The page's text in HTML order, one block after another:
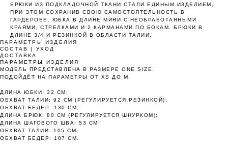
БРЮКИ ИЗ ПОДКЛАДОЧНОЙ ТКАНИ СТАЛИ ЕДИНЫМ ИЗДЕЛИЕМ,
ПРИ ЭТОМ СОХРАНИВ СВОЮ САМОСТОЯТЕЛЬНОСТЬ В
ГАРДЕРОБЕ. ЮБКА В ДЛИНЕ МИНИ С НЕОБРАБОТАННЫМИ
КРАЯМИ, СТРЕЛКАМИ И 2 КАРМАНАМИ ПО БОКАМ. БРЮКИ В
ДЛИНЕ 3/4 И РЕЗИНКОЙ В ОБЛАСТИ ТАЛИИ.
ПАРАМЕТРЫ ИЗДЕЛИЯ
СОСТАВ | УХОД
ДОСТАВКА
ПАРАМЕТРЫ ИЗДЕЛИЯ
МОДЕЛЬ ПРЕДСТАВЛЕНА В РАЗМЕРЕ ONE SIZE.
ПОДОЙДЁТ НА ПАРАМЕТРЫ ОТ XS ДО M.
ДЛИНА ЮБКИ: 32 СМ;
ОБХВАТ ТАЛИИ: 92 СМ (РЕГУЛИРУЕТСЯ РЕЗИНКОЙ);
ОБХВАТ БЕДЕР: 130 СМ;
ДЛИНА БРЮК: 80 СМ (РЕГУЛИРУЕТСЯ ШНУРКОМ);
ДЛИНА ШАГОВОГО ШВА: 53 СМ;
ОБХВАТ ТАЛИИ: 105 СМ;
ОБХВАТ БЕДЕР: 107 СМ.
Оплата частями
Оплатите сегодня 25% стоимости покупки
картой любого банка, остальное — тремя
Оплата
сегодня
25%
Через 2
недели
Через 4